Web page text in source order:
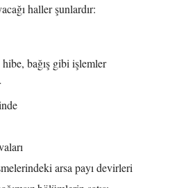
haller şunlardır:
bağış gibi işlemler
arsa payı devirleri